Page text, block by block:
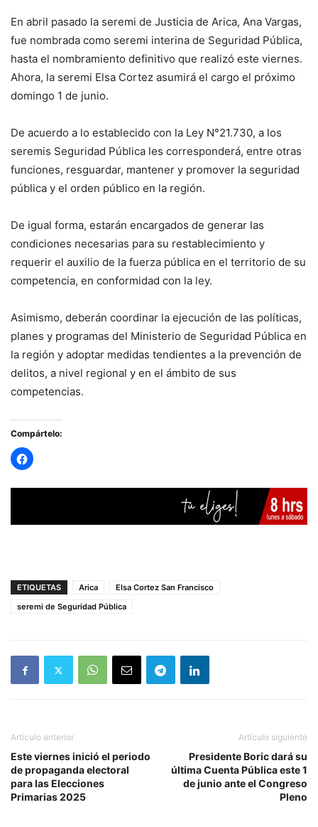
En abril pasado la seremi de Justicia de Arica, Ana Vargas,
fue nombrada como seremi interina de Seguridad Pública,
hasta el nombramiento definitivo que realizó este viernes.
Ahora, la seremi Elsa Cortez asumirá el cargo el próximo
domingo 1 de junio.
De acuerdo a lo establecido con la Ley N°21.730, a los
seremis Seguridad Pública les corresponderá, entre otras
funciones, resguardar, mantener y promover la seguridad
pública y el orden público en la región.
De igual forma, estarán encargados de generar las
condiciones necesarias para su restablecimiento y
requerir el auxilio de la fuerza pública en el territorio de su
competencia, en conformidad con la ley.
Asimismo, deberán coordinar la ejecución de las políticas,
planes y programas del Ministerio de Seguridad Pública en
la región y adoptar medidas tendientes a la prevención de
delitos, a nivel regional y en el ámbito de sus
competencias.
Compártelo:
ETIQUETAS Arica
Elsa Cortez San Francisco
seremi de Seguridad Pública
Artículo anterior
Este viernes inició el periodo
de propaganda electoral
para las Elecciones
Primarias 2025
Artículo siguiente
Presidente Boric dará su
última Cuenta Pública este 1
de junio ante el Congreso
Pleno